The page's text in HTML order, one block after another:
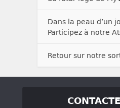
Dans la peau d’un
Participez à notre
Retour sur notre